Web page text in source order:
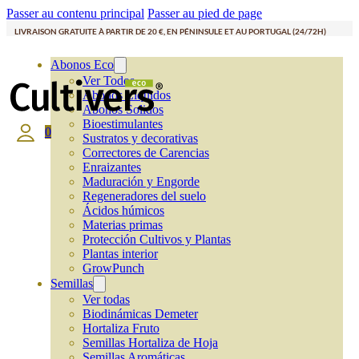
Passer au contenu principal Passer au pied de page
LIVRAISON GRATUITE À PARTIR DE 20 €, EN PÉNINSULE ET AU PORTUGAL (24/72H)
Abonos Eco
Ver Todos
Abonos Líquidos
Abonos Solidos
Bioestimulantes
Sustratos y decorativas
Correctores de Carencias
Enraizantes
Maduración y Engorde
Regeneradores del suelo
Ácidos húmicos
Materias primas
Protección Cultivos y Plantas
Plantas interior
GrowPunch
Semillas
Ver todas
Biodinámicas Demeter
Hortaliza Fruto
Semillas Hortaliza de Hoja
0